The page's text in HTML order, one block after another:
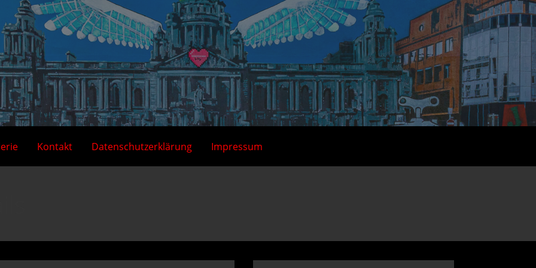
Kontakt Datenschutzerklärung Impressum